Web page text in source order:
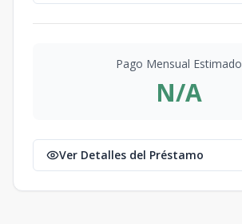
Pago Mensual Estimado
N/A
Ver Detalles del Préstamo